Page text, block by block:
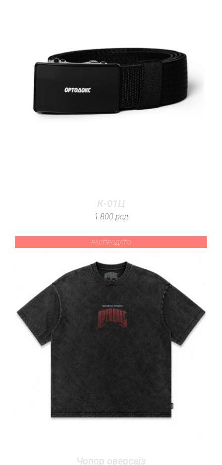
К-01Ц
1.800 рсд
РАСПРОДАТО
Чопор оверсајз